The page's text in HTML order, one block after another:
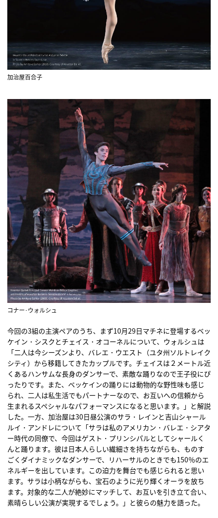
加治屋百合子
コナー･ウォルシュ
今回の3組の主演ペアのうち、まず10月29日マチネに登場するベッ
ケイン・シスクとチェイス・オコーネルについて、ウォルシュは
「二人は今シーズンより、バレエ・ウエスト（ユタ州ソルトレイク
シティ）から移籍してきたカップルです。チェイスは２メートル近
くあるハンサムな長身のダンサーで、素敵な踊りなので王子役にぴ
ったりです。また、ベッケインの踊りには動物的な野性味も感じ
られ、二人は私生活でもパートナーなので、お互いへの信頼から
生まれるスペシャルなパフォーマンスになると思います。」と解説
した。一方、加治屋は30日昼公演のサラ・レインと吉山シャール
ルイ・アンドレについて「サラは私のアメリカン・バレエ・シアタ
ー時代の同僚で、今回はゲスト・プリンシパルとしてシャールく
んと踊ります。彼は日本人らしい繊細さを持ちながらも、ものす
ごくダイナミックなダンサーで、リハーサルのときでも150％のエ
ネルギーを出しています。この迫力を舞台でも感じられると思い
ます。サラは小柄ながらも、宝石のように光り輝くオーラを放ち
ます。対象的な二人が絶妙にマッチして、お互いを引き立て合い、
素晴らしい公演が実現するでしょう。」と彼らの魅力を語った。